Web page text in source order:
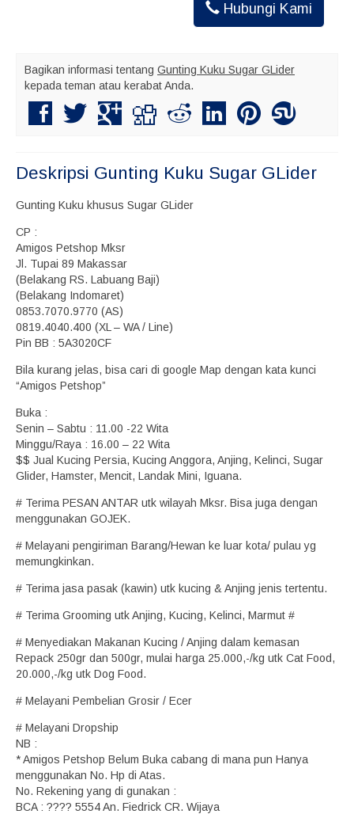
Hubungi Kami
Bagikan informasi tentang Gunting Kuku Sugar GLider
kepada teman atau kerabat Anda.
Deskripsi Gunting Kuku Sugar GLider
Gunting Kuku khusus Sugar GLider
CP :
Amigos Petshop Mksr
Jl. Tupai 89 Makassar
(Belakang RS. Labuang Baji)
(Belakang Indomaret)
0853.7070.9770 (AS)
0819.4040.400 (XL – WA / Line)
Pin BB : 5A3020CF
Bila kurang jelas, bisa cari di google Map dengan kata kunci
“Amigos Petshop”
Buka :
Senin – Sabtu : 11.00 -22 Wita
Minggu/Raya : 16.00 – 22 Wita
$$ Jual Kucing Persia, Kucing Anggora, Anjing, Kelinci, Sugar
Glider, Hamster, Mencit, Landak Mini, Iguana.
# Terima PESAN ANTAR utk wilayah Mksr. Bisa juga dengan
menggunakan GOJEK.
# Melayani pengiriman Barang/Hewan ke luar kota/ pulau yg
memungkinkan.
# Terima jasa pasak (kawin) utk kucing & Anjing jenis tertentu.
# Terima Grooming utk Anjing, Kucing, Kelinci, Marmut #
# Menyediakan Makanan Kucing / Anjing dalam kemasan
Repack 250gr dan 500gr, mulai harga 25.000,-/kg utk Cat Food,
20.000,-/kg utk Dog Food.
# Melayani Pembelian Grosir / Ecer
# Melayani Dropship
NB :
* Amigos Petshop Belum Buka cabang di mana pun Hanya
menggunakan No. Hp di Atas.
No. Rekening yang di gunakan :
BCA : ???? 5554 An. Fiedrick CR. Wijaya